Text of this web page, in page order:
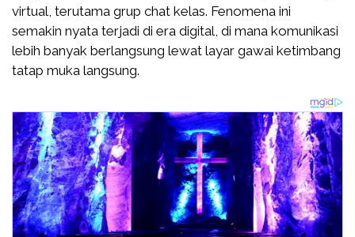
virtual, terutama grup chat kelas. Fenomena ini
semakin nyata terjadi di era digital, di mana komunikasi
lebih banyak berlangsung lewat layar gawai ketimbang
tatap muka langsung.